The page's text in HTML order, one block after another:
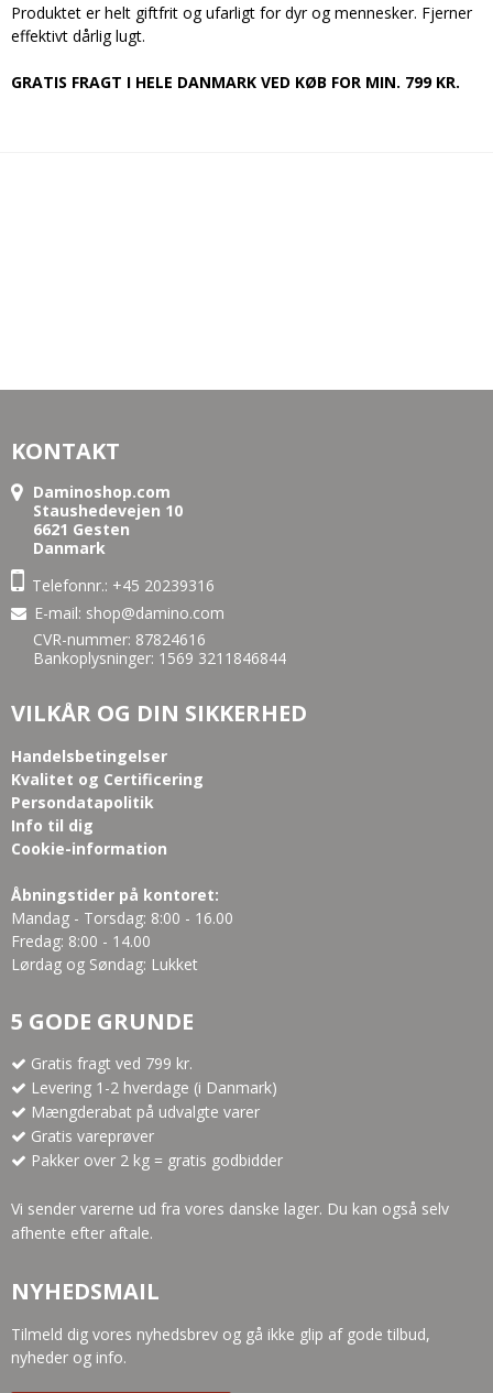
Produktet er helt giftfrit og ufarligt for dyr og mennesker. Fjerner
effektivt dårlig lugt.
GRATIS FRAGT I HELE DANMARK VED KØB FOR MIN. 799 KR.
KONTAKT
Daminoshop.com
Staushedevejen 10
6621 Gesten
Danmark
Telefonnr.: +45 20239316
E-mail: shop@damino.com
CVR-nummer: 87824616
Bankoplysninger: 1569 3211846844
VILKÅR OG DIN SIKKERHED
Handelsbetingelser
Kvalitet og Certificering
Persondatapolitik
Info til dig
Cookie-information
Åbningstider på kontoret:
Mandag - Torsdag: 8:00 - 16.00
Fredag: 8:00 - 14.00
Lørdag og Søndag: Lukket
5 GODE GRUNDE
Gratis fragt ved 799 kr.
Levering 1-2 hverdage (i Danmark)
Mængderabat på udvalgte varer
Gratis vareprøver
Pakker over 2 kg = gratis godbidder
Vi sender varerne ud fra vores danske lager. Du kan også selv
afhente efter aftale.
NYHEDSMAIL
Tilmeld dig vores nyhedsbrev og gå ikke glip af gode tilbud,
nyheder og info.